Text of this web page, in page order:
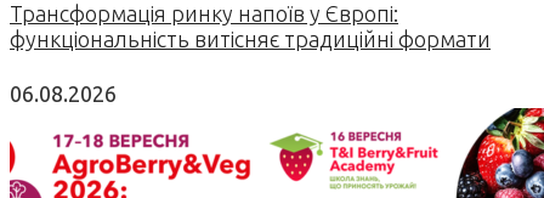
Трансформація ринку напоїв у Європі:
функціональність витісняє традиційні формати
06.08.2026